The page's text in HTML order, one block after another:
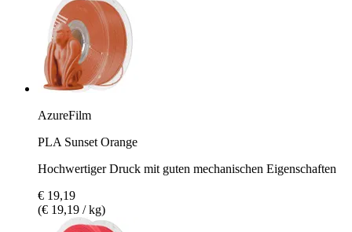
AzureFilm
PLA Sunset Orange
Hochwertiger Druck mit guten mechanischen Eigenschaften
€ 19,19
(€ 19,19 / kg)